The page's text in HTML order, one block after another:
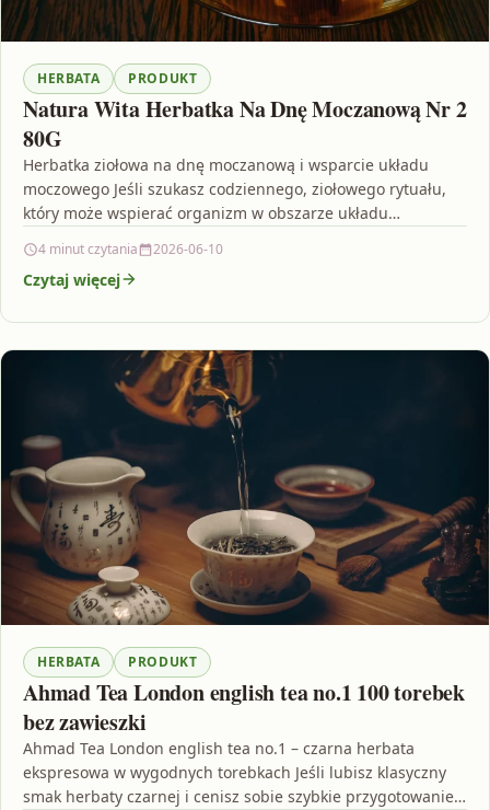
HERBATA PRODUKT
Natura Wita Herbatka Na Dnę Moczanową Nr 2
80G
Herbatka ziołowa na dnę moczanową i wsparcie układu
moczowego Jeśli szukasz codziennego, ziołowego rytuału,
który może wspierać organizm w obszarze układu
4 minut czytania 2026-06-10
Czytaj więcej
HERBATA PRODUKT
Ahmad Tea London english tea no.1 100 torebek
bez zawieszki
Ahmad Tea London english tea no.1 – czarna herbata
ekspresowa w wygodnych torebkach Jeśli lubisz klasyczny
smak herbaty czarnej i cenisz sobie szybkie przygotowanie,